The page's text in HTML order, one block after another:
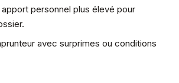
apport personnel plus élevé pour
avec surprimes ou conditions